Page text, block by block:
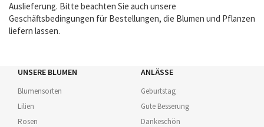
Auslieferung. Bitte beachten Sie auch unsere
Geschäftsbedingungen für Bestellungen, die Blumen und Pflanzen
liefern lassen.
UNSERE BLUMEN
Blumensorten
Lilien
Rosen
ANLÄSSE
Geburtstag
Gute Besserung
Dankeschön